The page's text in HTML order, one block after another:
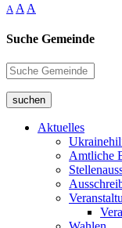
A A A
Suche Gemeinde
suchen
Aktuelles
Amtliche